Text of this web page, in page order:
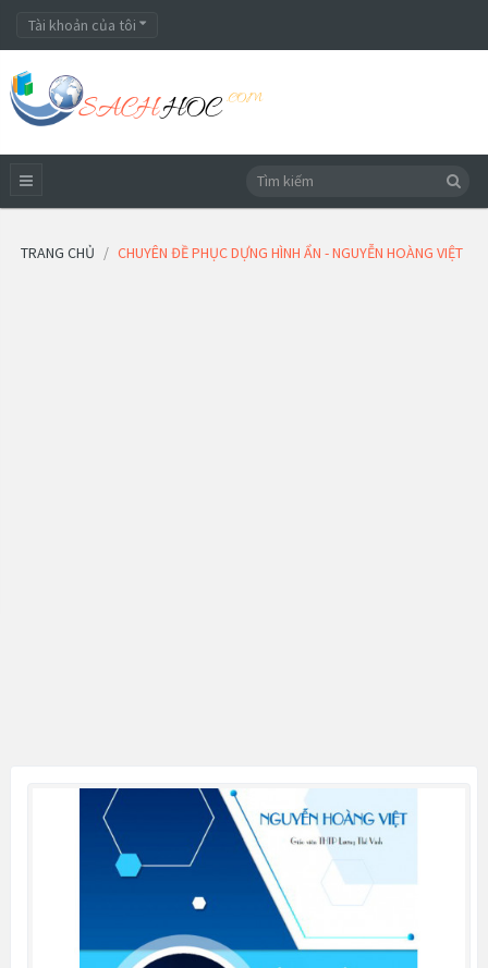
Tài khoản của tôi
TRANG CHỦ CHUYÊN ĐỀ PHỤC DỰNG HÌNH ẨN - NGUYỄN HOÀNG VIỆT